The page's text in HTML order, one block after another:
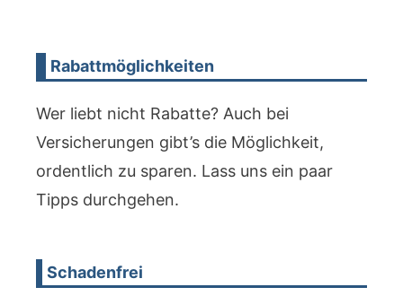
Rabattmöglichkeiten
Wer liebt nicht Rabatte? Auch bei
Versicherungen gibt’s die Möglichkeit,
ordentlich zu sparen. Lass uns ein paar
Tipps durchgehen.
Schadenfrei